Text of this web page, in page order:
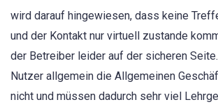
wird darauf hingewiesen, dass keine
und der Kontakt nur virtuell zustande
der Betreiber leider auf der sicheren
Nutzer allgemein die Allgemeinen
nicht und müssen dadurch sehr viel